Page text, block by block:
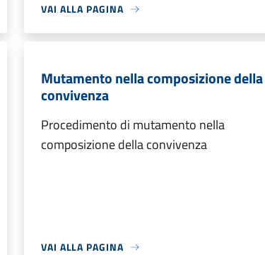
VAI ALLA PAGINA
Mutamento nella composizione della
convivenza
Procedimento di mutamento nella
composizione della convivenza
VAI ALLA PAGINA